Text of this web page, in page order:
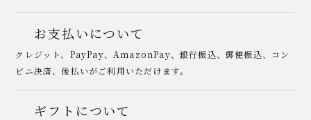
お支払いについて
クレジット、PayPay、AmazonPay、銀行振込、郵便振込、コン
ビニ決済、後払いがご利用いただけます。
ギフトについて